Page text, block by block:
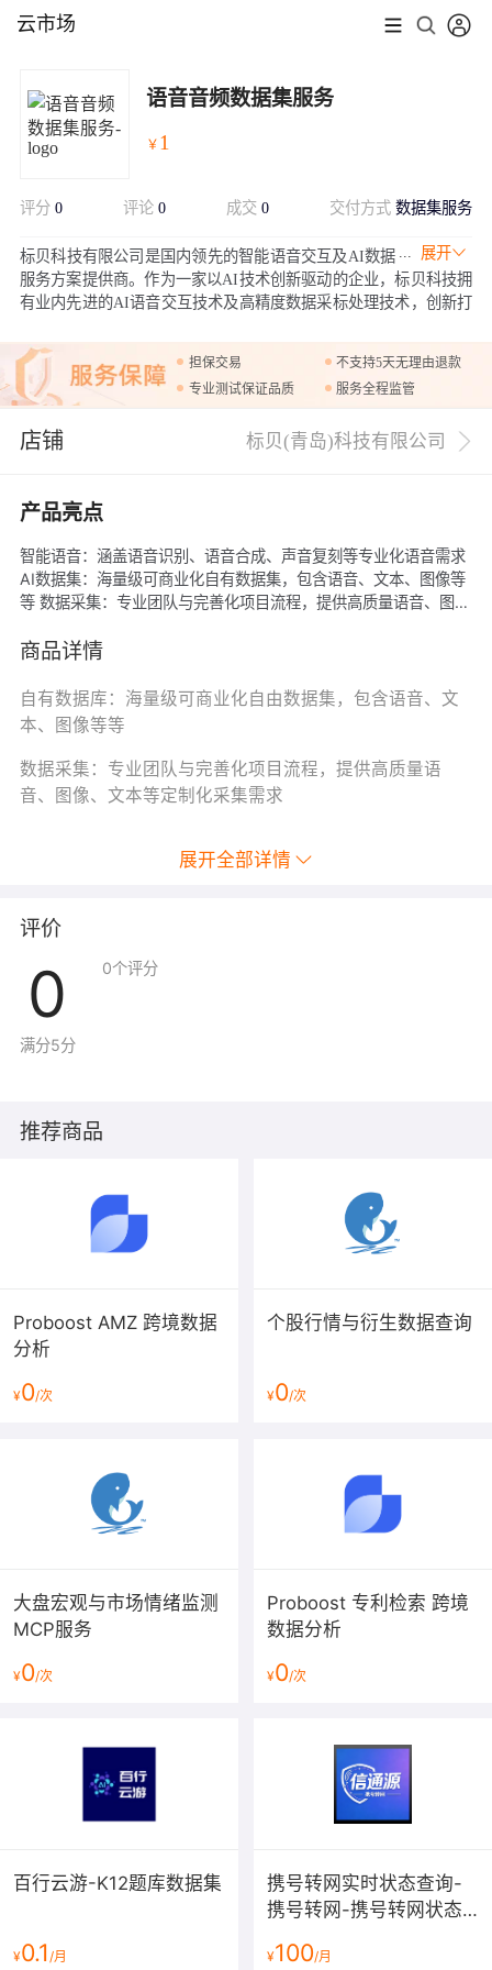
云市场
语音音频数据集服务
￥ 1
评分 0 评论 0 成交0 交付方式数据集服务
展开
标贝科技有限公司是国内领先的智能语音交互及AI数据
服务方案提供商。作为一家以AI技术创新驱动的企业，标贝科技拥
有业内先进的AI语音交互技术及高精度数据采标处理技术，创新打
别，以及TTS音色定制，声音复刻，情感合成和声音转换在内的语
音技术产品；AI数据业务涵盖语音合成、语音识别、图像视觉、
NLP、3D点云等数据服务。
担保交易
不支持5天无理由退款
专业测试保证品质
服务全程监管
店铺 标贝(青岛)科技有限公司
产品亮点
智能语音：涵盖语音识别、语音合成、声音复刻等专业化语音需求
AI数据集：海量级可商业化自有数据集，包含语音、文本、图像等
等 数据采集：专业团队与完善化项目流程，提供高质量语音、图
据中心，承接全品类数据标注项目 解决方案：一站式数字人制作解
商品详情
自有数据库：海量级可商业化自由数据集，包含语音、文
本、图像等等
数据采集：专业团队与完善化项目流程，提供高质量语
音、图像、文本等定制化采集需求
展开全部详情
评价
0
满分5分
0个评分
推荐商品
Proboost AMZ 跨境数据
分析
¥0/次
个股行情与衍生数据查询
¥0/次
大盘宏观与市场情绪监测
MCP服务
¥0/次
Proboost 专利检索 跨境
数据分析
¥0/次
百行云游-K12题库数据集
¥0.1/月
携号转网实时状态查询-
携号转网-携号转网状态
运营商归属查询-手机携
¥100/月